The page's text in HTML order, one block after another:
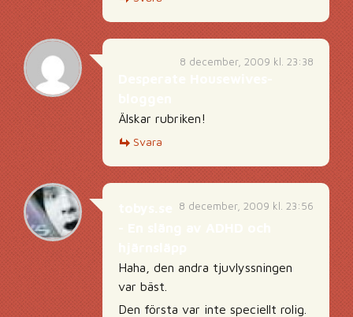
8 december, 2009 kl. 23:38
Älskar rubriken!
Svara
8 december, 2009 kl. 23:56
Haha, den andra tjuvlyssningen
var bäst.
Den första var inte speciellt rolig.